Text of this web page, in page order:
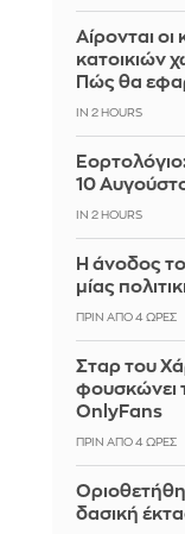
Αίρονται
κατοικιών
Πώς θα
IN 2 HOURS
10
IN 2 HOURS
Η άνοδος
μίας
ΠΡΙΝ ΑΠΌ 4 ΏΡΕΣ
Σταρ του
φουσκώνει
OnlyFans
ΠΡΙΝ ΑΠΌ 4 ΏΡΕΣ
δασική